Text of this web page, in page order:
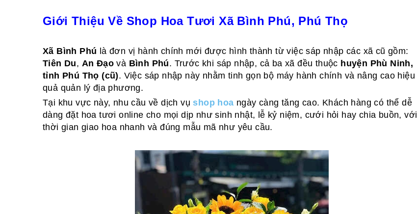
Giới Thiệu Về Shop Hoa Tươi Xã Bình Phú, Phú Thọ
Xã Bình Phú là đơn vị hành chính mới được hình thành từ việc sáp nhập các xã cũ gồm:
Tiên Du, An Đạo và Bình Phú. Trước khi sáp nhập, cả ba xã đều thuộc huyện Phù Ninh,
tỉnh Phú Thọ (cũ). Việc sáp nhập này nhằm tinh gọn bộ máy hành chính và nâng cao hiệu
quả quản lý địa phương.
Tại khu vực này, nhu cầu về dịch vụ shop hoa ngày càng tăng cao. Khách hàng có thể dễ
dàng đặt hoa tươi online cho mọi dịp như sinh nhật, lễ kỷ niệm, cưới hỏi hay chia buồn, với
thời gian giao hoa nhanh và đúng mẫu mã như yêu cầu.